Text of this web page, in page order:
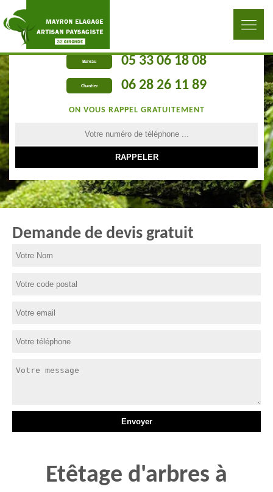
Bureau 05 33 06 18 08
Chantier 06 28 26 11 89
ON VOUS RAPPEL GRATUITEMENT
Demande de devis gratuit
Etêtage d'arbres à